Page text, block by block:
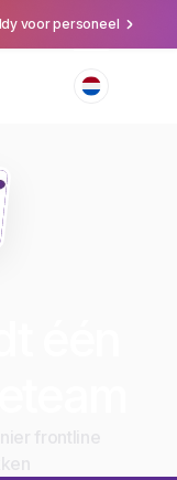
voor personeel